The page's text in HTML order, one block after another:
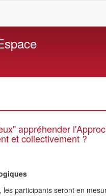
appréhender
et collectivement ?
les participants seront en